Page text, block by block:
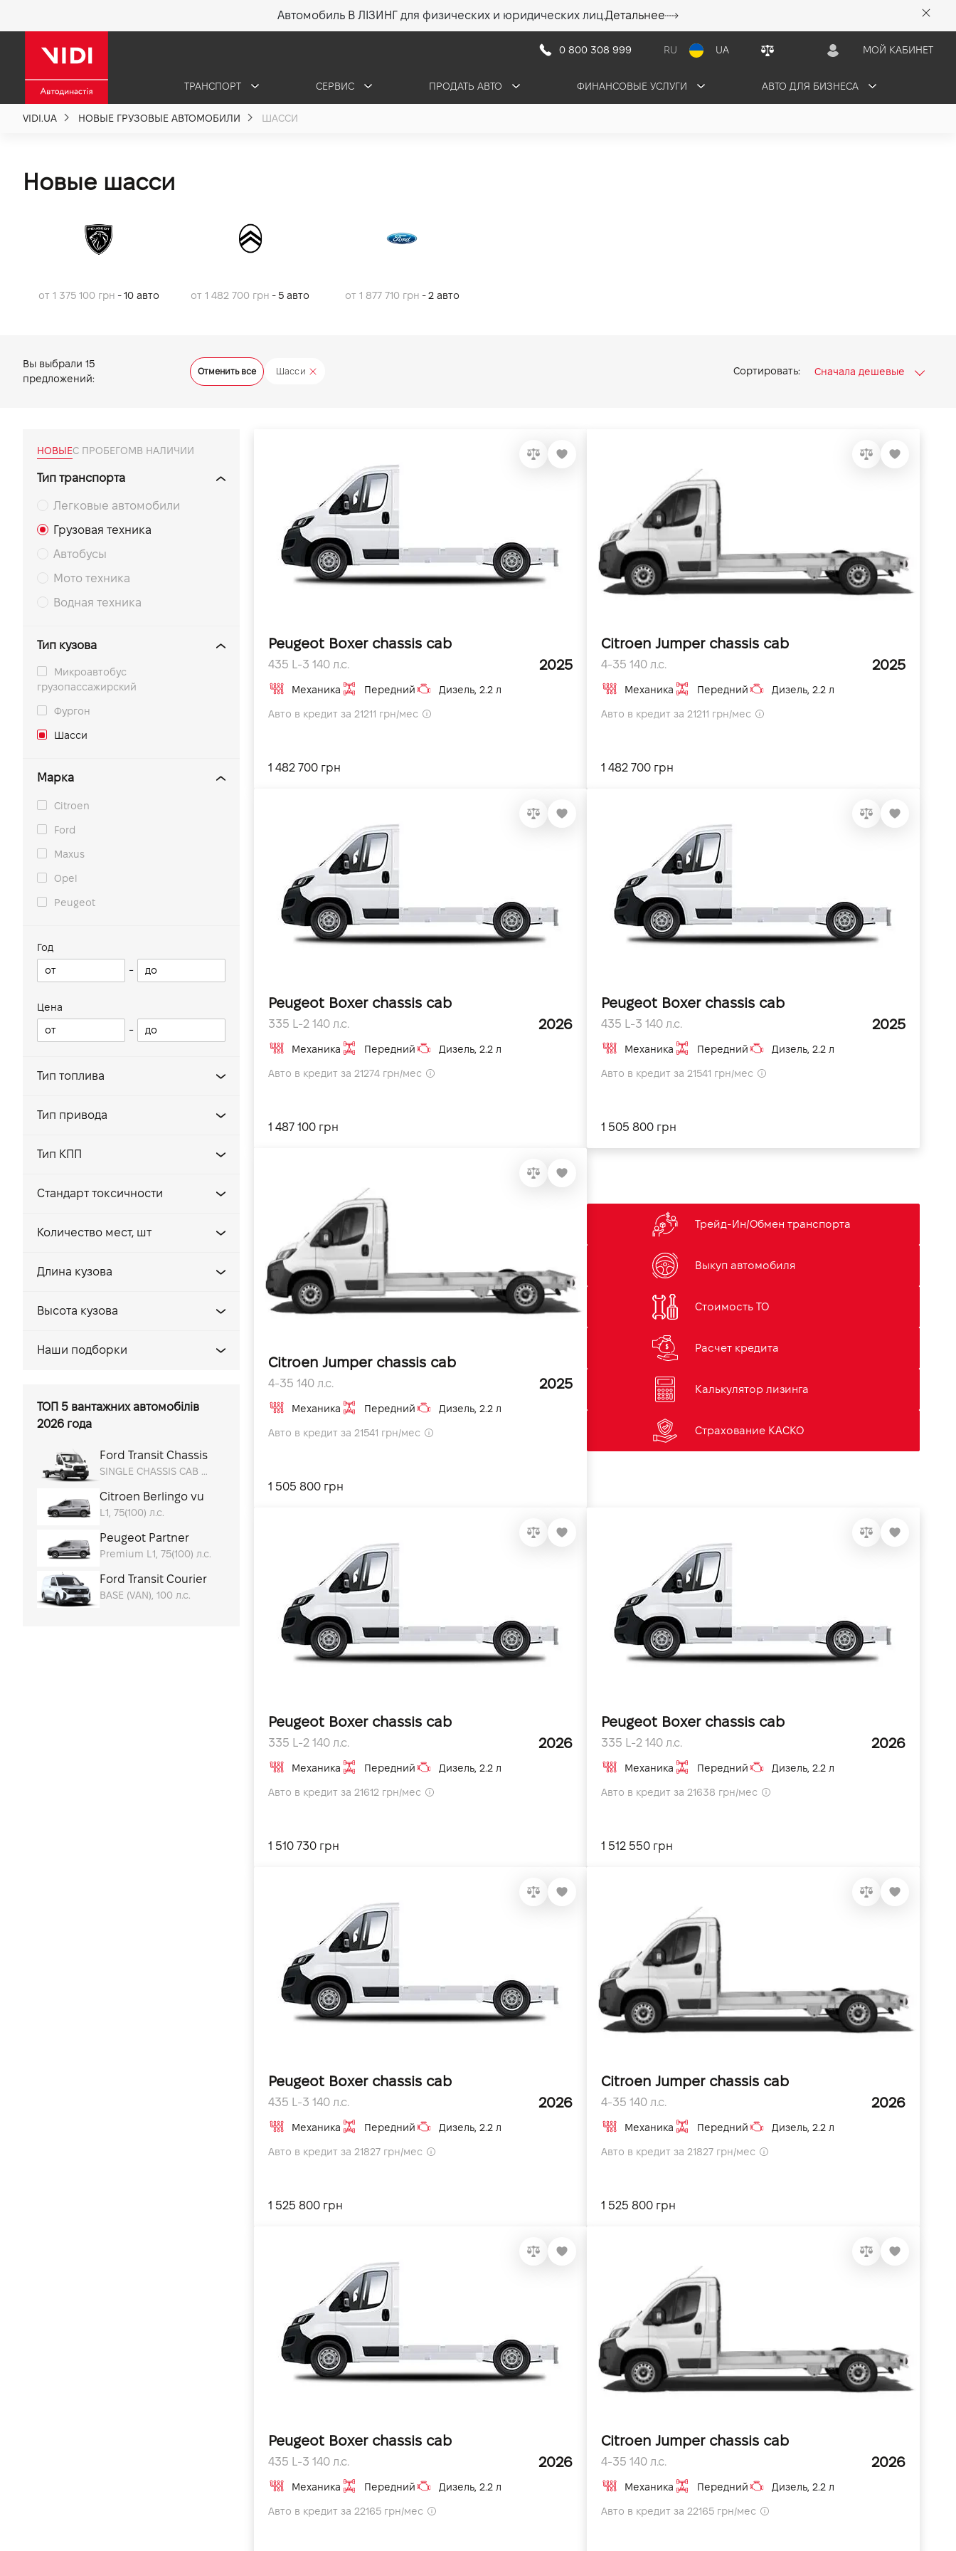
Автомобиль В ЛІЗИНГ для физических и юридических лиц.Детальнее
0 800 308 999 RU UA МОЙ КАБИНЕТ
ТРАНСПОРТ СЕРВИС ПРОДАТЬ АВТО ФИНАНСОВЫЕ УСЛУГИ АВТО ДЛЯ БИЗНЕСА
VIDI.UA НОВЫЕ ГРУЗОВЫЕ АВТОМОБИЛИ ШАССИ
Новые шасси
от 1 375 100 грн - 10 авто от 1 482 700 грн - 5 авто от 1 877 710 грн - 2 авто
Вы выбрали 15
предложений:
Отменить все Шасси Сортировать: Сначала дешевые
НОВЫЕС ПРОБЕГОМВ НАЛИЧИИ
Тип транспорта
Легковые автомобили
Грузовая техника
Автобусы
Мото техника
Водная техника
Тип кузова
Микроавтобус
грузопассажирский
Фургон
Шасси
Марка
Citroen
Ford
Maxus
Opel
Peugeot
Год
-
Цена
-
Тип топлива
Электро
Тип привода
Полный
Тип КПП
Стандарт токсичности
Количество мест, шт
5
7
Длина кузова
L3
Высота кузова
Наши подборки
Автомобили с большим баком
ТОП 5 вантажних автомобілів
2026 года
Ford Transit Chassis
SINGLE CHASSIS CAB 350L, 155 (114) / 3500 л.с.
Citroen Berlingo vu
L1, 75(100) л.с.
Peugeot Partner
Premium L1, 75(100) л.с.
Ford Transit Courier
BASE (VAN), 100 л.с.
Peugeot Boxer chassis cab
435 L-3 140 л.с. 2025
Механика Передний Дизель, 2.2 л
Авто в кредит за 21211 грн/мес
1 482 700 грн
Citroen Jumper chassis cab
4-35 140 л.с. 2025
Механика Передний Дизель, 2.2 л
Авто в кредит за 21211 грн/мес
1 482 700 грн
Peugeot Boxer chassis cab
335 L-2 140 л.с. 2026
Механика Передний Дизель, 2.2 л
Авто в кредит за 21274 грн/мес
1 487 100 грн
Peugeot Boxer chassis cab
435 L-3 140 л.с. 2025
Механика Передний Дизель, 2.2 л
Авто в кредит за 21541 грн/мес
1 505 800 грн
Citroen Jumper chassis cab
4-35 140 л.с. 2025
Механика Передний Дизель, 2.2 л
Авто в кредит за 21541 грн/мес
1 505 800 грн
Трейд-Ин/Обмен транспорта
Выкуп автомобиля
Стоимость ТО
Расчет кредита
Калькулятор лизинга
Страхование КАСКО
Peugeot Boxer chassis cab
335 L-2 140 л.с. 2026
Механика Передний Дизель, 2.2 л
Авто в кредит за 21612 грн/мес
1 510 730 грн
Peugeot Boxer chassis cab
335 L-2 140 л.с. 2026
Механика Передний Дизель, 2.2 л
Авто в кредит за 21638 грн/мес
1 512 550 грн
Peugeot Boxer chassis cab
435 L-3 140 л.с. 2026
Механика Передний Дизель, 2.2 л
Авто в кредит за 21827 грн/мес
1 525 800 грн
Citroen Jumper chassis cab
4-35 140 л.с. 2026
Механика Передний Дизель, 2.2 л
Авто в кредит за 21827 грн/мес
1 525 800 грн
Peugeot Boxer chassis cab
435 L-3 140 л.с. 2026
Механика Передний Дизель, 2.2 л
Авто в кредит за 22165 грн/мес
Citroen Jumper chassis cab
4-35 140 л.с. 2026
Механика Передний Дизель, 2.2 л
Авто в кредит за 22165 грн/мес
О компании
Новости
Политика качества
Контакты